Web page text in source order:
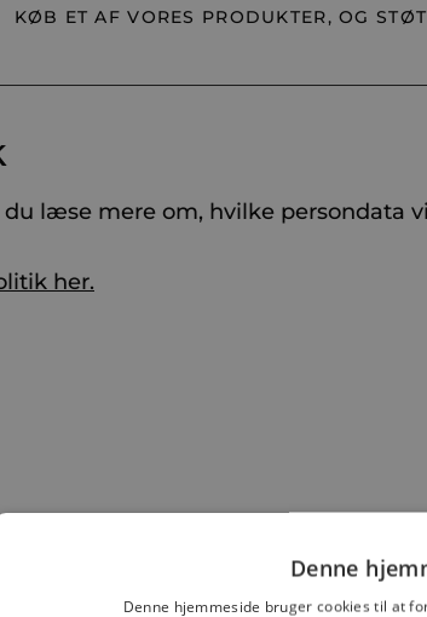
KØB ET AF VORES PRODUKTER, OG
læse mere om, hvilke persondata
her.
Denne
Denne hjemmeside bruger cookies til at